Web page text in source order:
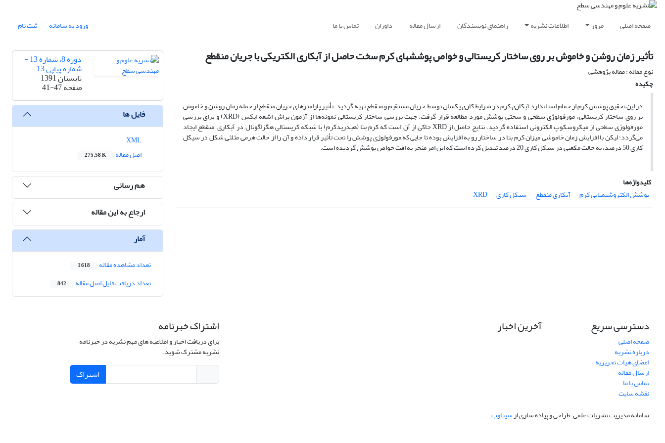
صفحه اصلی مرور اطلاعات نشریه راهنمای نویسندگان ارسال مقاله داوران تماس با ما ورود به سامانه ثبت نام
تأثیر زمان روشن و خاموش بر روی ساختار کریستالی و خواص پوششهای کرم سخت حاصل از آبکاری الکتریکی با جریان منقطع
نوع مقاله : مقاله پژوهشی
چکیده
در این تحقیق پوشش کرم از حمام استاندارد آبکاری کرم در شرایط کاری یکسان توسط جریان مستقیم و منقطع تهیه گردید. تأثیر پارامتر‌های جریان منقطع از جمله زمان روشن و خاموش
بر روی ساختار کریستالی، مورفولوژی سطحی و سختی پوشش مورد مطالعه قرار گرفت. جهت بررسی ساختار کریستالی نمونه‌ها از آزمون پراش اشعه ایکس (XRD) و برای بررسی
مورفولوژی سطحی از میکروسکوپ الکترونی استفاده گردید. نتایج حاصل از XRD حاکی از آن است که کرم بتا (هیدریدکرم) با شبکه کریستالی هگزاگونال در آبکاری منقطع ایجاد
می‌گردد؛ لیکن با افزایش زمان خاموشی میزان کرم بتا در ساختار رو به افزایش بوده تا جایی که مورفولوژی پوشش را تحت تأثیر قرار داده و آن را از حالت هرمی مثلثی شکل در سیکل
کاری 50 درصد، به حالت مکعبی در سیکل کاری 20 درصد تبدیل کرده است که این امر منجر به افت خواص پوشش گردیده است.
کلیدواژه‌ها
پوشش الکتروشیمیایی کرم
آبکاری منقطع سیکل کاری XRD
دوره 8، شماره 13 -
شماره پیاپی 13
تابستان 1391
صفحه41-47
فایل ها
اصل مقاله
275.58 K
هم رسانی
ارجاع به این مقاله
آمار
تعداد مشاهده مقاله 1,618
تعداد دریافت فایل اصل مقاله 842
دسترسی سریع
صفحه اصلی
درباره نشریه
اعضای هیات تحریریه
ارسال مقاله
تماس با ما
نقشه سایت
آخرین اخبار اشتراک خبرنامه
برای دریافت اخبار و اطلاعیه های مهم نشریه در خبرنامه
نشریه مشترک شوید.
اشتراک
سامانه مدیریت نشریات علمی.طراحی و پیاده سازی ازسیناوب